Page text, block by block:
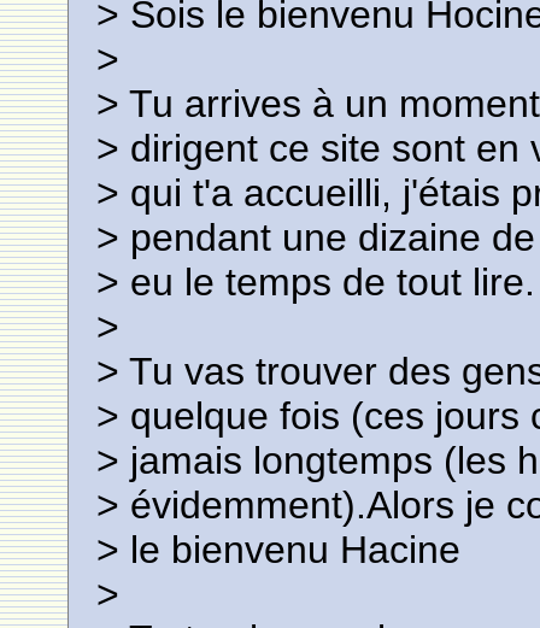
> Sois le bienvenu
>
> Tu arrives à un
> dirigent ce site sont en
> qui t'a accueilli, j'étais
> pendant une dizaine
> eu le temps de tout lire.
>
> Tu vas trouver des
> quelque fois (ces jours
> jamais longtemps (les
> évidemment).Alors je
> le bienvenu Hacine
>